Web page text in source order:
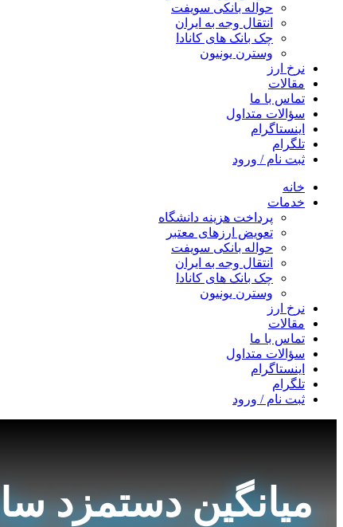
حواله بانکی سویفت
انتقال وجه به ایران
چک بانک های کانادا
وسترن یونیون
نرخ ارز
مقالات
تماس با ما
سؤالات متداول
اینستاگرام
تلگرام
ثبت نام / ورود
خانه
خدمات
پرداخت هزینه دانشگاه
تعویض ارزهای معتبر
حواله بانکی سویفت
انتقال وجه به ایران
چک بانک های کانادا
وسترن یونیون
نرخ ارز
مقالات
تماس با ما
سؤالات متداول
اینستاگرام
تلگرام
ثبت نام / ورود
میانگین دستمزد ساعتی در